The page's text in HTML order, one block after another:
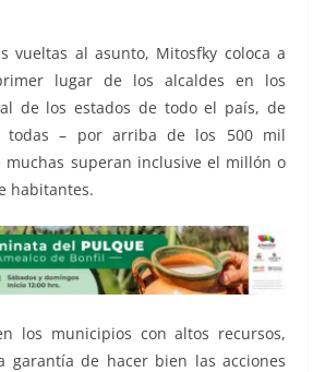
vueltas al asunto, Mitosfky coloca a
lugar de los alcaldes en los
de los estados de todo el país, de
todas – por arriba de los 500 mil
muchas superan inclusive el millón o
habitantes.
los municipios con altos recursos,
garantía de hacer bien las acciones